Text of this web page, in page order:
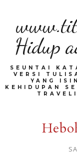
Hidup
SEUNTAI
VERSI
YANG
KEHIDUPAN